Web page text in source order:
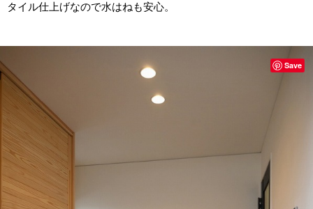
タイル仕上げなので水はねも安心。
Save